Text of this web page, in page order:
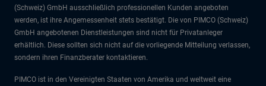
(Schweiz) GmbH ausschließlich professionellen Kunden angeboten
werden, ist ihre Angemessenheit stets bestätigt. Die von PIMCO (Schweiz)
GmbH angebotenen Dienstleistungen sind nicht für Privatanleger
erhältlich. Diese sollten sich nicht auf die vorliegende Mitteilung verlassen,
sondern ihren Finanzberater kontaktieren.
PIMCO ist in den Vereinigten Staaten von Amerika und weltweit eine